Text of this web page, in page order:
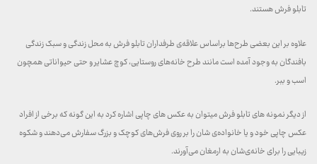
تابلو فرش هستند.
علاوه بر این بعضی طرح‌ها براساس علاقه‌ی طرفداران تابلو فرش به محل زندگی و سبک زندگی
بافندگان به وجود آمده است مانند طرح خانه‌های روستایی، کوچ عشایر و حتی حیواناتی همچون
اسب و ببر.
از دیگر نمونه های تابلو فرش میتوان به عکس های چاپی اشاره کرد به این گونه که برخی از افراد
عکس چاپی خود و یا خانواده‌ی شان را بر روی فرش‌های کوچک و بزرگ سفارش می‌دهند و شکوه
زیبایی را برای خانه‌ی‌شان به ارمغان می‌آورند.